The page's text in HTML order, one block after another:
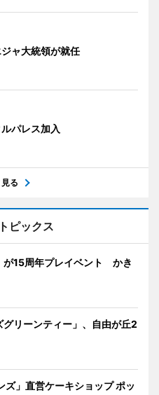
ャ大統領が就任
パレス加入
る
ピックス
が15周年プレイベント かき
リーンティー」、自由が丘2
」直営ケーキショップ ポッ